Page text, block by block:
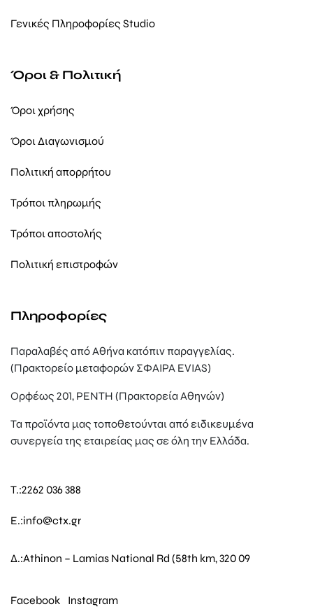
Γενικές Πληροφορίες Studio
Όροι & Πολιτική
Όροι χρήσης
Όροι Διαγωνισμού
Πολιτική απορρήτου
Τρόποι πληρωμής
Τρόποι αποστολής
Πολιτική επιστροφών
Πληροφορίες
Παραλαβές από Αθήνα κατόπιν παραγγελίας.
(Πρακτορείο μεταφορών ΣΦΑΙΡΑ EVIAS)
Ορφέως 201, ΡΕΝΤΗ (Πρακτορεία Αθηνών)
Τα προϊόντα μας τοποθετούνται από ειδικευμένα
συνεργεία της εταιρείας μας σε όλη την Ελλάδα.
T.:2262 036 388
E.:info@ctx.gr
Δ.:Athinon – Lamias National Rd (58th km, 320 09
Facebook Instagram